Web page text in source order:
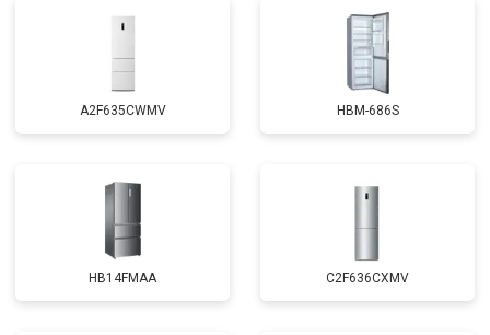
A2F635CWMV HBM-686S
HB14FMAA C2F636CXMV